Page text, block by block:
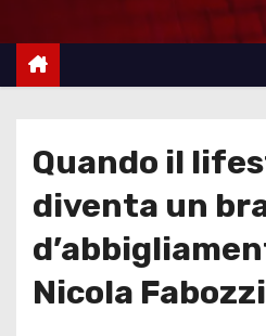
e
Quando il
diventa un
Nicola Fabozzi